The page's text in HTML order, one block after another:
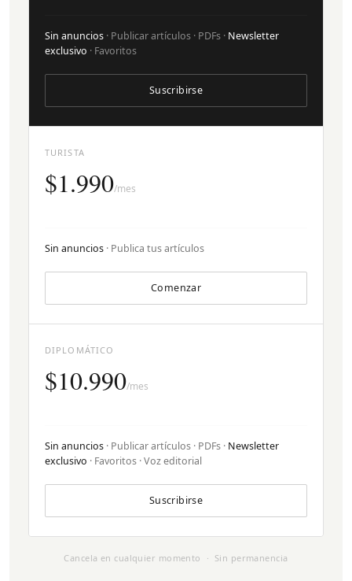
TURISTA
$1.990/mes
Sin anuncios · Publica tus artículos
Comenzar
Sin anuncios · Publicar artículos · PDFs · Newsletter
exclusivo · Favoritos
Suscribirse
DIPLOMÁTICO
$10.990/mes
Sin anuncios · Publicar artículos · PDFs · Newsletter
exclusivo · Favoritos · Voz editorial
Suscribirse
Cancela en cualquier momento · Sin permanencia